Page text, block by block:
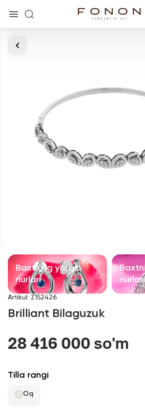
Asosiy
Ziraklar
Bilaguzuklar
Aksessuarlar
Sevimli
Baxtning yorqin
nurlari
nurlari
Artikul : Z152426
Brilliant Bilaguzuk
28 416 000 so'm
Tilla rangi
Oq